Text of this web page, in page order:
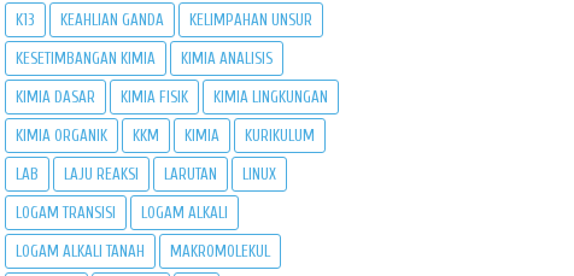
K13 KEAHLIAN GANDA KELIMPAHAN UNSUR
KESETIMBANGAN KIMIA KIMIA ANALISIS
KIMIA DASAR KIMIA FISIK KIMIA LINGKUNGAN
KIMIA ORGANIK KKM KIMIA KURIKULUM
LAB LAJU REAKSI LARUTAN LINUX
LOGAM TRANSISI LOGAM ALKALI
LOGAM ALKALI TANAH MAKROMOLEKUL